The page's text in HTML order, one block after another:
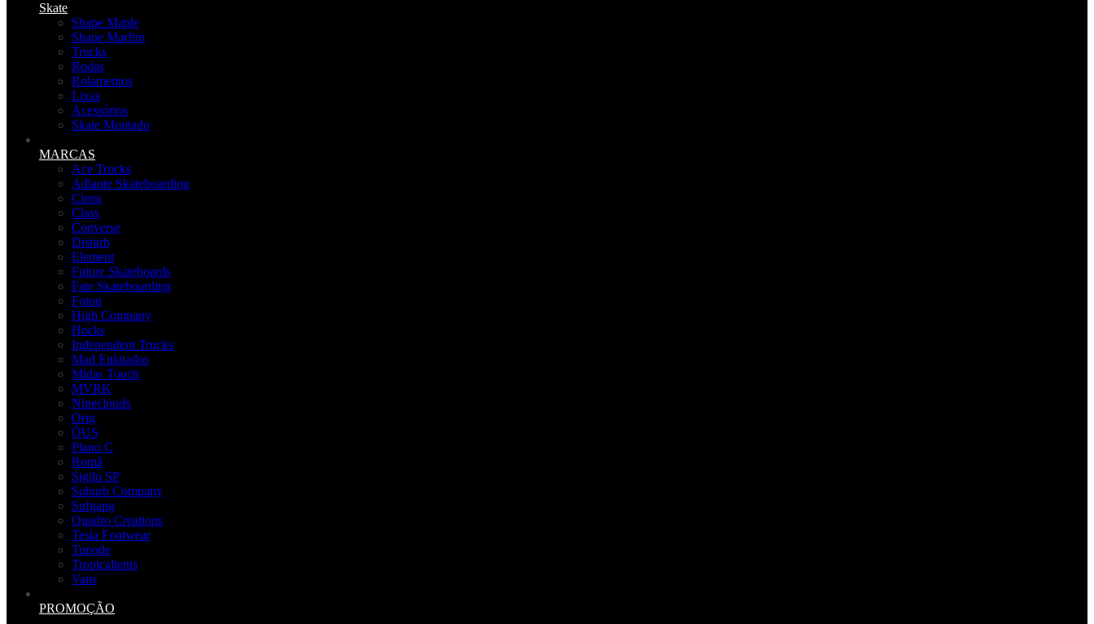
Skate
Shape Maple
Shape Marfim
Trucks
Rodas
Rolamentos
Lixas
Acessórios
Skate Montado
MARCAS
Ace Trucks
Adiante Skateboarding
Ciena
Class
Converse
Disturb
Element
Future Skateboards
Fate Skateboarding
Foton
High Company
Hocks
Independent Trucks
Mad Enlatados
Midas Touch
MVRK
Nineclouds
Orig
ÖUS
Plano C
Romã
Sigilo SP
Suburb Company
Sufgang
Quadro Creations
Tesla Footwear
Tupode
Tropicalients
Vans
PROMOÇÃO